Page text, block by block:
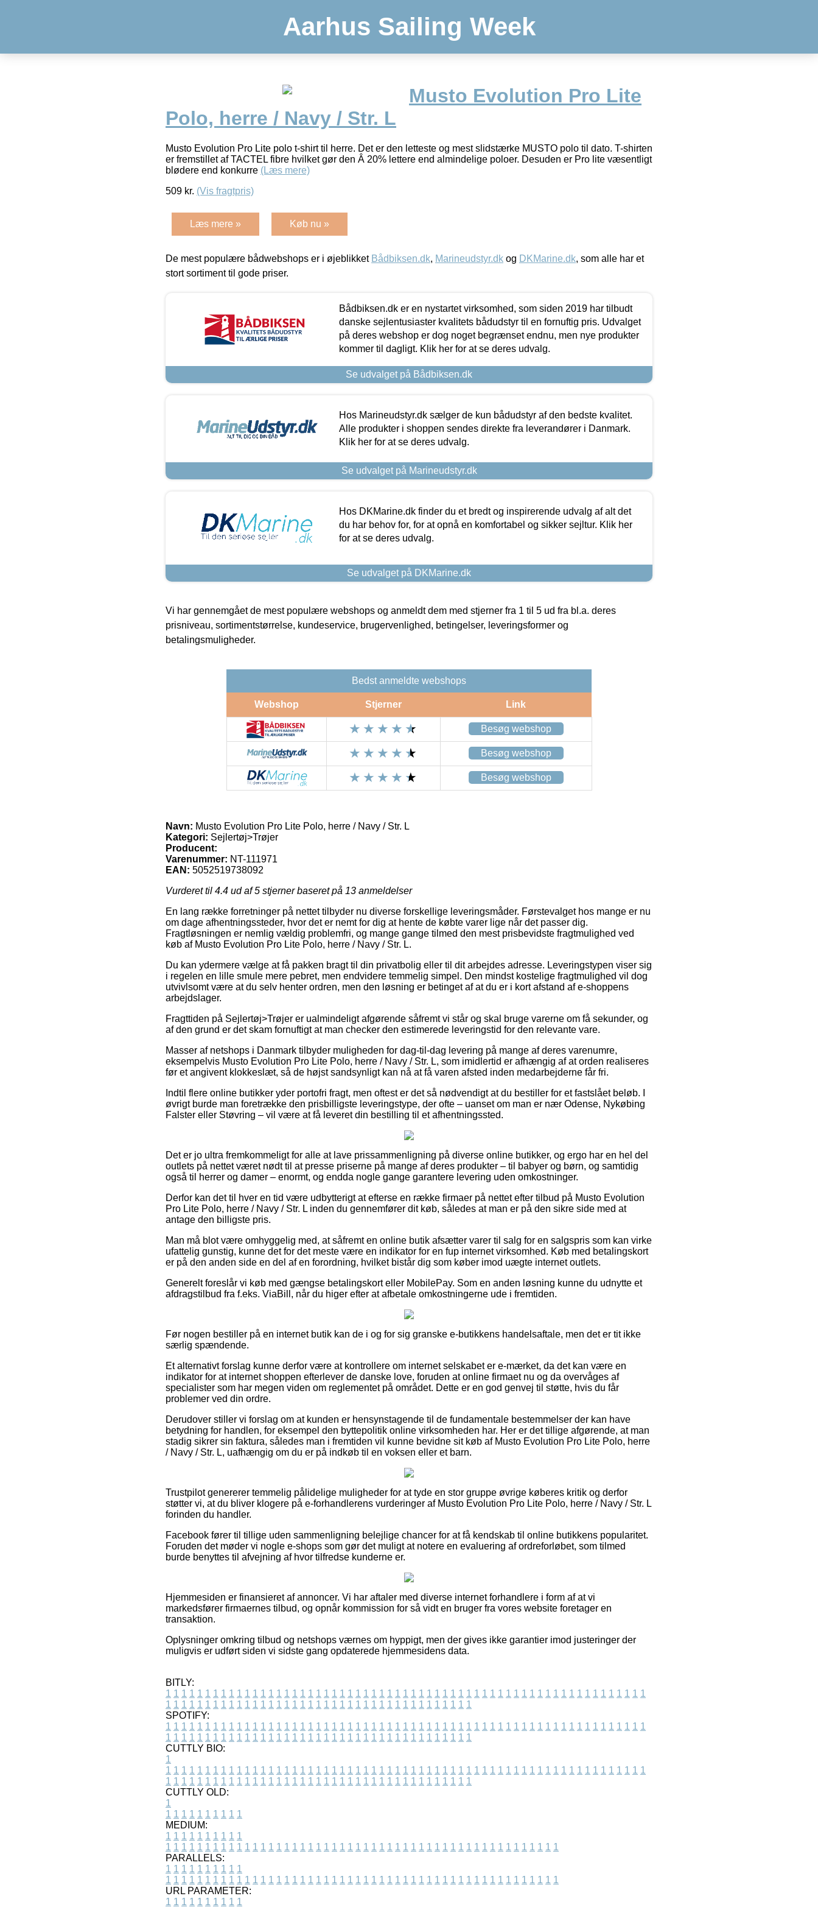
Aarhus Sailing Week
Musto Evolution Pro Lite
Polo, herre / Navy / Str. L
Musto Evolution Pro Lite polo t-shirt til herre. Det er den letteste og mest slidstærke MUSTO polo til dato. T-shirten
er fremstillet af TACTEL fibre hvilket gør den Â 20% lettere end almindelige poloer. Desuden er Pro lite væsentligt
blødere end konkurre (Læs mere)
509 kr. (Vis fragtpris)
Læs mere » Køb nu »
De mest populære bådwebshops er i øjeblikket Bådbiksen.dk, Marineudstyr.dk og DKMarine.dk, som alle har et
stort sortiment til gode priser.
Bådbiksen.dk er en nystartet virksomhed, som siden 2019 har tilbudt
danske sejlentusiaster kvalitets bådudstyr til en fornuftig pris. Udvalget
på deres webshop er dog noget begrænset endnu, men nye produkter
kommer til dagligt. Klik her for at se deres udvalg.
Se udvalget på Bådbiksen.dk
Hos Marineudstyr.dk sælger de kun bådudstyr af den bedste kvalitet.
Alle produkter i shoppen sendes direkte fra leverandører i Danmark.
Klik her for at se deres udvalg.
Se udvalget på Marineudstyr.dk
Hos DKMarine.dk finder du et bredt og inspirerende udvalg af alt det
du har behov for, for at opnå en komfortabel og sikker sejltur. Klik her
for at se deres udvalg.
Se udvalget på DKMarine.dk
Vi har gennemgået de mest populære webshops og anmeldt dem med stjerner fra 1 til 5 ud fra bl.a. deres
prisniveau, sortimentstørrelse, kundeservice, brugervenlighed, betingelser, leveringsformer og
betalingsmuligheder.
Bedst anmeldte webshops
Webshop Stjerner Link
Besøg webshop
Besøg webshop
Besøg webshop
Navn: Musto Evolution Pro Lite Polo, herre / Navy / Str. L
Kategori: Sejlertøj>Trøjer
Producent:
Varenummer: NT-111971
EAN: 5052519738092
Vurderet til 4.4 ud af 5 stjerner baseret på 13 anmeldelser
En lang række forretninger på nettet tilbyder nu diverse forskellige leveringsmåder. Førstevalget hos mange er nu
om dage afhentningssteder, hvor det er nemt for dig at hente de købte varer lige når det passer dig.
Fragtløsningen er nemlig vældig problemfri, og mange gange tilmed den mest prisbevidste fragtmulighed ved
køb af Musto Evolution Pro Lite Polo, herre / Navy / Str. L.
Du kan ydermere vælge at få pakken bragt til din privatbolig eller til dit arbejdes adresse. Leveringstypen viser sig
i regelen en lille smule mere pebret, men endvidere temmelig simpel. Den mindst kostelige fragtmulighed vil dog
utvivlsomt være at du selv henter ordren, men den løsning er betinget af at du er i kort afstand af e-shoppens
arbejdslager.
Fragttiden på Sejlertøj>Trøjer er ualmindeligt afgørende såfremt vi står og skal bruge varerne om få sekunder, og
af den grund er det skam fornuftigt at man checker den estimerede leveringstid for den relevante vare.
Masser af netshops i Danmark tilbyder muligheden for dag-til-dag levering på mange af deres varenumre,
eksempelvis Musto Evolution Pro Lite Polo, herre / Navy / Str. L, som imidlertid er afhængig af at orden realiseres
før et angivent klokkeslæt, så de højst sandsynligt kan nå at få varen afsted inden medarbejderne får fri.
Indtil flere online butikker yder portofri fragt, men oftest er det så nødvendigt at du bestiller for et fastslået beløb. I
øvrigt burde man foretrække den prisbilligste leveringstype, der ofte – uanset om man er nær Odense, Nykøbing
Falster eller Støvring – vil være at få leveret din bestilling til et afhentningssted.
Det er jo ultra fremkommeligt for alle at lave prissammenligning på diverse online butikker, og ergo har en hel del
outlets på nettet været nødt til at presse priserne på mange af deres produkter – til babyer og børn, og samtidig
også til herrer og damer – enormt, og endda nogle gange garantere levering uden omkostninger.
Derfor kan det til hver en tid være udbytterigt at efterse en række firmaer på nettet efter tilbud på Musto Evolution
Pro Lite Polo, herre / Navy / Str. L inden du gennemfører dit køb, således at man er på den sikre side med at
antage den billigste pris.
Man må blot være omhyggelig med, at såfremt en online butik afsætter varer til salg for en salgspris som kan virke
ufattelig gunstig, kunne det for det meste være en indikator for en fup internet virksomhed. Køb med betalingskort
er på den anden side en del af en forordning, hvilket bistår dig som køber imod uægte internet outlets.
Generelt foreslår vi køb med gængse betalingskort eller MobilePay. Som en anden løsning kunne du udnytte et
afdragstilbud fra f.eks. ViaBill, når du higer efter at afbetale omkostningerne ude i fremtiden.
Før nogen bestiller på en internet butik kan de i og for sig granske e-butikkens handelsaftale, men det er tit ikke
særlig spændende.
Et alternativt forslag kunne derfor være at kontrollere om internet selskabet er e-mærket, da det kan være en
indikator for at internet shoppen efterlever de danske love, foruden at online firmaet nu og da overvåges af
specialister som har megen viden om reglementet på området. Dette er en god genvej til støtte, hvis du får
problemer ved din ordre.
Derudover stiller vi forslag om at kunden er hensynstagende til de fundamentale bestemmelser der kan have
betydning for handlen, for eksempel den byttepolitik online virksomheden har. Her er det tillige afgørende, at man
stadig sikrer sin faktura, således man i fremtiden vil kunne bevidne sit køb af Musto Evolution Pro Lite Polo, herre
/ Navy / Str. L, uafhængig om du er på indkøb til en voksen eller et barn.
Trustpilot genererer temmelig pålidelige muligheder for at tyde en stor gruppe øvrige køberes kritik og derfor
støtter vi, at du bliver klogere på e-forhandlerens vurderinger af Musto Evolution Pro Lite Polo, herre / Navy / Str. L
forinden du handler.
Facebook fører til tillige uden sammenligning belejlige chancer for at få kendskab til online butikkens popularitet.
Foruden det møder vi nogle e-shops som gør det muligt at notere en evaluering af ordreforløbet, som tilmed
burde benyttes til afvejning af hvor tilfredse kunderne er.
Hjemmesiden er finansieret af annoncer. Vi har aftaler med diverse internet forhandlere i form af at vi
markedsfører firmaernes tilbud, og opnår kommission for så vidt en bruger fra vores website foretager en
transaktion.
Oplysninger omkring tilbud og netshops værnes om hyppigt, men der gives ikke garantier imod justeringer der
muligvis er udført siden vi sidste gang opdaterede hjemmesidens data.
BITLY:
1 1 1 1 1 1 1 1 1 1 1 1 1 1 1 1 1 1 1 1 1 1 1 1 1 1 1 1 1 1 1 1 1 1 1 1 1 1 1 1 1 1 1 1 1 1 1 1 1 1 1 1 1 1 1 1 1 1 1 1 1
1 1 1 1 1 1 1 1 1 1 1 1 1 1 1 1 1 1 1 1 1 1 1 1 1 1 1 1 1 1 1 1 1 1 1 1 1 1 1
SPOTIFY:
1 1 1 1 1 1 1 1 1 1 1 1 1 1 1 1 1 1 1 1 1 1 1 1 1 1 1 1 1 1 1 1 1 1 1 1 1 1 1 1 1 1 1 1 1 1 1 1 1 1 1 1 1 1 1 1 1 1 1 1 1
1 1 1 1 1 1 1 1 1 1 1 1 1 1 1 1 1 1 1 1 1 1 1 1 1 1 1 1 1 1 1 1 1 1 1 1 1 1 1
CUTTLY BIO:
1
1 1 1 1 1 1 1 1 1 1 1 1 1 1 1 1 1 1 1 1 1 1 1 1 1 1 1 1 1 1 1 1 1 1 1 1 1 1 1 1 1 1 1 1 1 1 1 1 1 1 1 1 1 1 1 1 1 1 1 1 1
1 1 1 1 1 1 1 1 1 1 1 1 1 1 1 1 1 1 1 1 1 1 1 1 1 1 1 1 1 1 1 1 1 1 1 1 1 1 1
CUTTLY OLD:
1
1 1 1 1 1 1 1 1 1 1
MEDIUM:
1 1 1 1 1 1 1 1 1 1
1 1 1 1 1 1 1 1 1 1 1 1 1 1 1 1 1 1 1 1 1 1 1 1 1 1 1 1 1 1 1 1 1 1 1 1 1 1 1 1 1 1 1 1 1 1 1 1 1 1
PARALLELS:
1 1 1 1 1 1 1 1 1 1
1 1 1 1 1 1 1 1 1 1 1 1 1 1 1 1 1 1 1 1 1 1 1 1 1 1 1 1 1 1 1 1 1 1 1 1 1 1 1 1 1 1 1 1 1 1 1 1 1 1
URL PARAMETER:
1 1 1 1 1 1 1 1 1 1